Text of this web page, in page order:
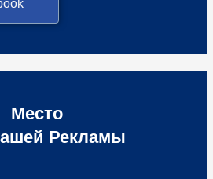
Место
Рекламы